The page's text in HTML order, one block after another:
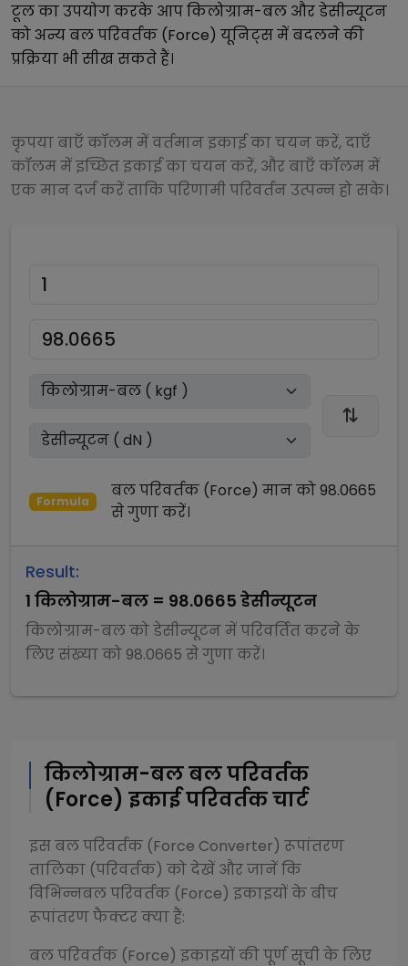
टूल का उपयोग करके आपकिलोग्राम-बल औरडेसीन्यूटन
को अन्यबल परिवर्तक (Force) यूनिट्स में बदलने की
प्रक्रिया भी सीख सकते हैं।
कृपया बाएँ कॉलम में वर्तमान इकाई का चयन करें, दाएँ
कॉलम में इच्छित इकाई का चयन करें, और बाएँ कॉलम में
एक मान दर्ज करें ताकि परिणामी परिवर्तन उत्पन्न हो सके।
Formula
बल परिवर्तक (Force) मान को98.0665
सेगुणाकरें।
Result:
1 किलोग्राम-बल = 98.0665 डेसीन्यूटन
किलोग्राम-बलकोडेसीन्यूटनमें परिवर्तित करने के
लिए संख्या को 98.0665 सेगुणाकरें।
किलोग्राम-बलबल परिवर्तक
(Force) इकाई परिवर्तक चार्ट
इसबल परिवर्तक (Force Converter) रूपांतरण
तालिका (परिवर्तक) को देखें और जानें कि
विभिन्नबल परिवर्तक (Force) इकाइयों के बीच
रूपांतरण फैक्टर क्या हैं:
बल परिवर्तक (Force) इकाइयों की पूर्ण सूची के लिए